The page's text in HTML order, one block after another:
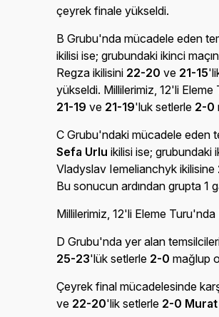
çeyrek finale yükseldi.
B Grubu'nda mücadele eden
ikilisi ise; grubundaki ikinci
Regza ikilisini 22-20 ve 21-15
yükseldi. Millilerimiz, 12'li
21-19 ve 21-19'luk setlerle 2-0
C Grubu'ndaki mücadele eden
Sefa Urlu ikilisi ise;
Vladyslav Iemelianchyk ikilisine
Bu sonucun ardından grupta 1
Millilerimiz, 12'li Eleme Turu'nda
D Grubu'nda yer alan
25-23'lük setlerle 2-0 mağlup
Çeyrek final mücadelesinde
ve 22-20'lik setlerle 2-0